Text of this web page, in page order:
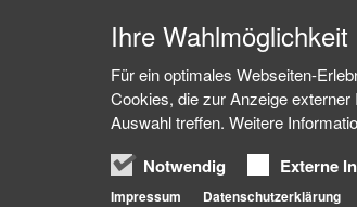
Ihre
Für ein optimales Webseiten-
Cookies, die zur Anzeige
Auswahl treffen. Weitere
Notwendig Externe
Impressum Datenschutzerklärung